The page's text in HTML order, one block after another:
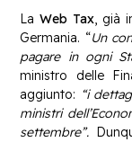
GDPR NIS2
Sviluppo software
La Web Tax, già
Germania. “Un
pagare in ogni
ministro delle
aggiunto: “i
ministri
settembre”.